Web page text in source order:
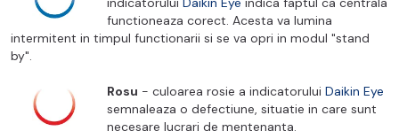
functioneaza corect. Acesta va lumina
intermitent in timpul functionarii si se va opri in modul "stand
by".
Rosu - culoarea rosie a indicatorului Daikin Eye
semnaleaza o defectiune, situatie in care sunt
necesare lucrari de mentenanta.